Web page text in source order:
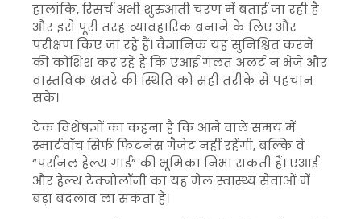
हालांकि, रिसर्च अभी शुरुआती चरण में बताई जा रही है
और इसे पूरी तरह व्यावहारिक बनाने के लिए और
परीक्षण किए जा रहे हैं। वैज्ञानिक यह सुनिश्चित करने
की कोशिश कर रहे हैं कि एआई गलत अलर्ट न भेजे और
वास्तविक खतरे की स्थिति को सही तरीके से पहचान
सके।
टेक विशेषज्ञों का कहना है कि आने वाले समय में
स्मार्टवॉच सिर्फ फिटनेस गैजेट नहीं रहेंगी, बल्कि वे
“पर्सनल हेल्थ गार्ड” की भूमिका निभा सकती हैं। एआई
और हेल्थ टेक्नोलॉजी का यह मेल स्वास्थ्य सेवाओं में
बड़ा बदलाव ला सकता है।